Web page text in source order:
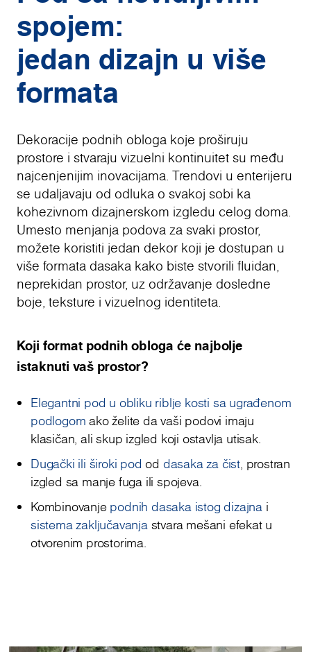
spojem:
jedan dizajn u više
formata
Dekoracije podnih obloga koje proširuju
prostore i stvaraju vizuelni kontinuitet su među
najcenjenijim inovacijama. Trendovi u enterijeru
se udaljavaju od odluka o svakoj sobi ka
kohezivnom dizajnerskom izgledu celog doma.
Umesto menjanja podova za svaki prostor,
možete koristiti jedan dekor koji je dostupan u
više formata dasaka kako biste stvorili fluidan,
neprekidan prostor, uz održavanje dosledne
boje, teksture i vizuelnog identiteta.
Koji format podnih obloga će najbolje
istaknuti vaš prostor?
Elegantni pod u obliku riblje kosti sa ugrađenom
podlogom ako želite da vaši podovi imaju
klasičan, ali skup izgled koji ostavlja utisak.
Dugački ili široki pod od dasaka za čist, prostran
izgled sa manje fuga ili spojeva.
Kombinovanje podnih dasaka istog dizajna i
sistema zaključavanjastvara mešani efekat u
otvorenim prostorima.